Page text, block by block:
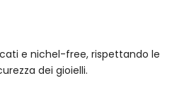
e nichel-free, rispettando le
dei gioielli.